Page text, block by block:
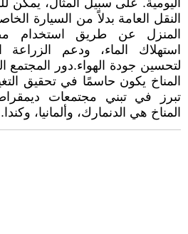
اليومية. على سبيل المثال، يمكن
النقل العامة بدلاً من السيارة
استهلاك الماء، ودعم الزراعة
لتحسين جودة الهواء.دور المجتمع
المناخ يكون حاسمًا في تحقيق
تبرز في تبني مجتمعات
المناخ هي الدنمارك، وألمانيا، وكندا.